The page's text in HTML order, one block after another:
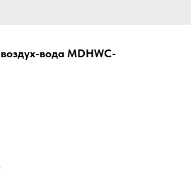
вода MDHWC-